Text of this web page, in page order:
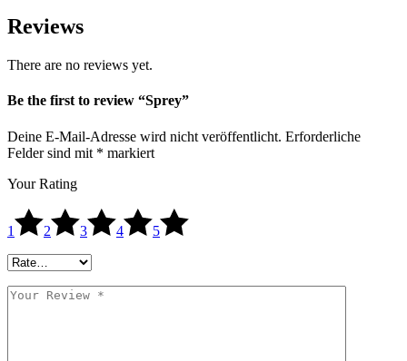
Reviews
There are no reviews yet.
Be the first to review “Sprey”
Deine E-Mail-Adresse wird nicht veröffentlicht. Erforderliche
Felder sind mit * markiert
Your Rating
1 2 3 4 5